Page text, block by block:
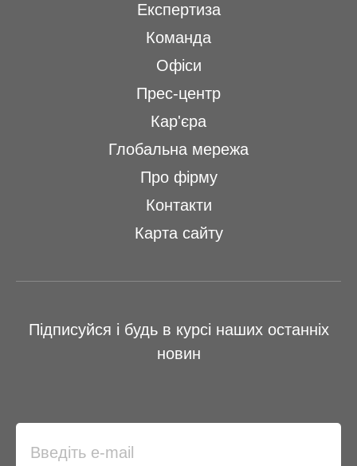
Експертиза
Команда
Офіси
Прес-центр
Кар'єра
Глобальна мережа
Про фірму
Контакти
Карта сайту
Підписуйся і будь в курсі наших останніх
новин